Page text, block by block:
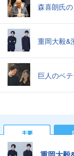
森喜朗氏
重岡大毅&
巨人のベ
主要